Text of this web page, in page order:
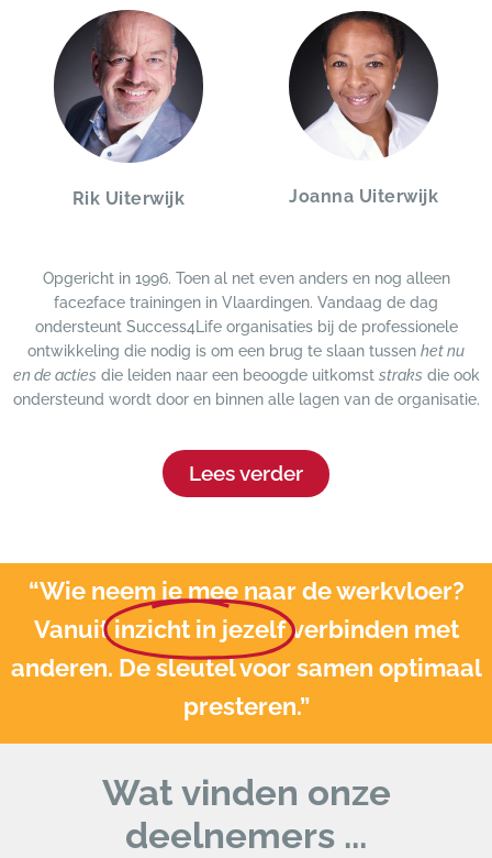
Rik Uiterwijk Joanna Uiterwijk
Opgericht in 1996. Toen al net even anders en nog alleen
face2face trainingen in Vlaardingen. Vandaag de dag
ondersteunt Success4Life organisaties bij de professionele
ontwikkeling die nodig is om een brug te slaan tussen het nu
ende acties die leiden naar een beoogde uitkomst straks die ook
ondersteund wordt door en binnen alle lagen van de organisatie.
Lees verder
“Wie neem je mee naar de werkvloer?
Vanuitinzicht in jezelfverbinden met
anderen. De sleutel voor samen optimaal
presteren.”
Wat vinden onze
deelnemers ...